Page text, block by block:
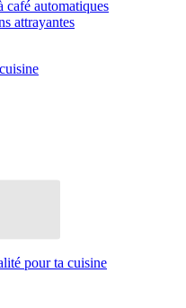
café automatiques
attrayantes
pour ta cuisine